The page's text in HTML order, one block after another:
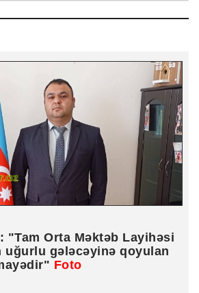
"Tam Orta Məktəb Layihəsi
gələcəyinə qoyulan
Foto